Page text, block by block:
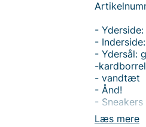
Læs mere
-
-
- Ydersål:
-
- vandtæt
- Ånd!
-